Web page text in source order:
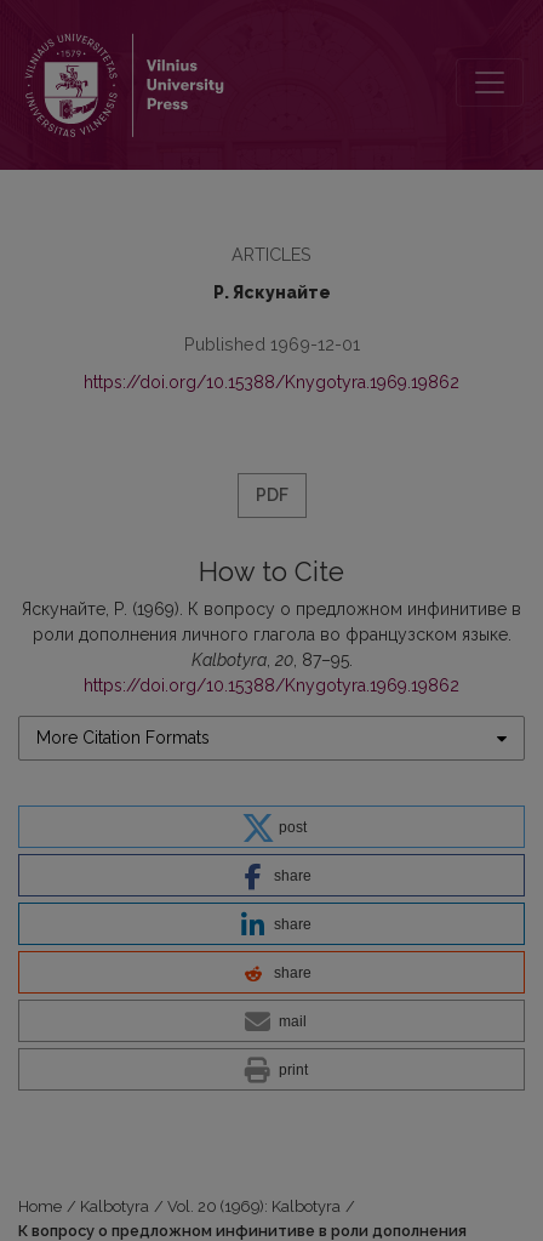
ARTICLES
Р. Яскунайте
Published 1969-12-01
https://doi.org/10.15388/Knygotyra.1969.19862
PDF
How to Cite
Яскунайте, Р. (1969). К вопросу о предложном инфинитиве в
роли дополнения личного глагола во французском языке.
Kalbotyra, 20, 87–95.
https://doi.org/10.15388/Knygotyra.1969.19862
More Citation Formats
post
share
share
share
mail
print
Home / Kalbotyra / Vol. 20 (1969): Kalbotyra /
К вопросу о предложном инфинитиве в роли дополнения